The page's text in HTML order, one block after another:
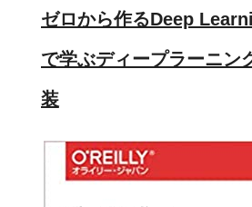
ゼロから作るDeep
で学ぶディープラーニン
装